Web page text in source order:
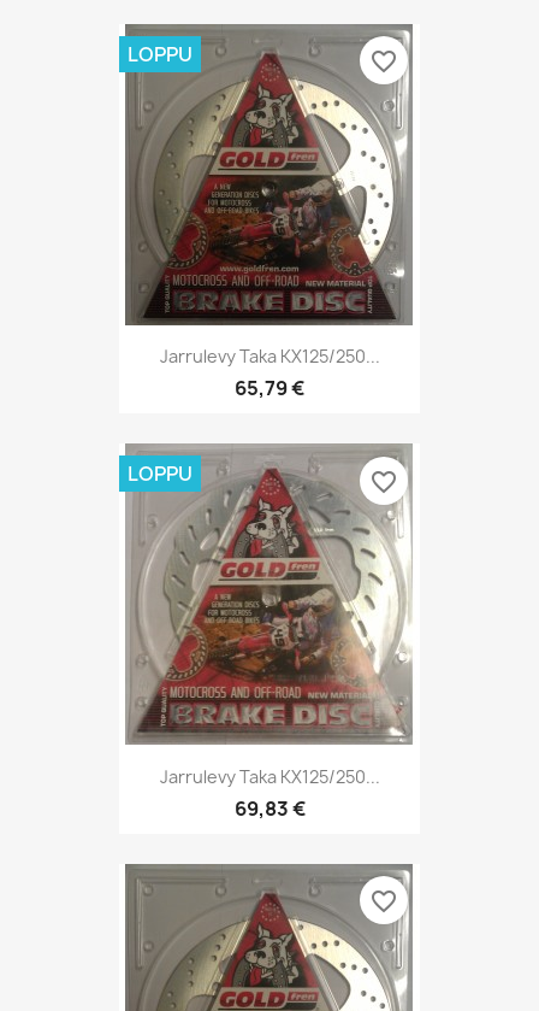
Jarrulevy Taka KX125/250...
65,79 €
LOPPU favorite_border
Jarrulevy Taka KX125/250...
69,83 €
LOPPU favorite_border
favorite_border